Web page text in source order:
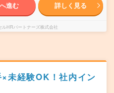
進む 詳しく見る
ルHRパートナーズ株式会社
×未経験OK！社内イン